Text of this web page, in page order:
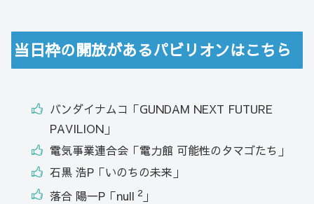
当日枠の開放があるパビリオンはこちら
バンダイナムコ「GUNDAM NEXT FUTURE
PAVILION」
電気事業連合会「電力館 可能性のタマゴたち」
石黒 浩P「いのちの未来」
落合 陽一P「null 2」